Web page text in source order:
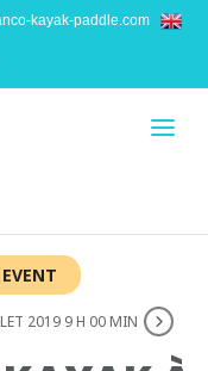
kayak-paddle.com
2019 9 H 00 MIN